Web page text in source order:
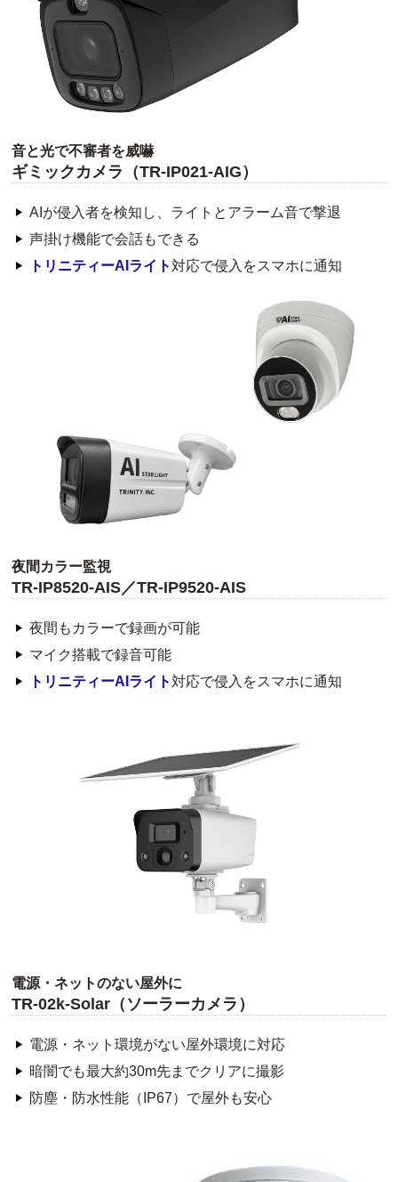
音と光で不審者を威嚇
ギミックカメラ（TR-IP021-AIG）
AIが侵入者を検知し、ライトとアラーム音で撃退
声掛け機能で会話もできる
トリニティーAIライト 対応で侵入をスマホに通知
夜間カラー監視
TR-IP8520-AIS／TR-IP9520-AIS
夜間もカラーで録画が可能
マイク搭載で録音可能
トリニティーAIライト 対応で侵入をスマホに通知
電源・ネットのない屋外に
TR-02k-Solar（ソーラーカメラ）
電源・ネット環境がない屋外環境に対応
暗闇でも最大約30m先までクリアに撮影
防塵・防水性能（IP67）で屋外も安心